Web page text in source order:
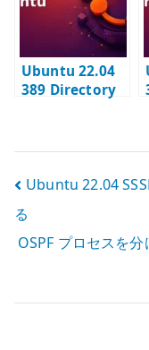
Ubuntu 22.04
389 Directory
投
稿
ナ
ビ
Ubuntu 22.04
る
OSPF プロセスを